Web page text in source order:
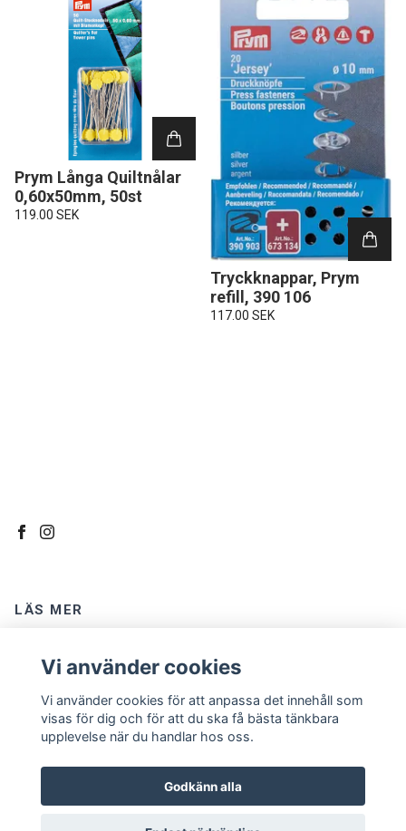
Prym Långa Quiltnålar
0,60x50mm, 50st
119.00 SEK
Tryckknappar, Prym
refill, 390 106
117.00 SEK
LÄS MER
Om oss
Köpvillkor
Vi använder cookies
Vi använder cookies för att anpassa det innehåll som
visas för dig och för att du ska få bästa tänkbara
upplevelse när du handlar hos oss.
Godkänn alla